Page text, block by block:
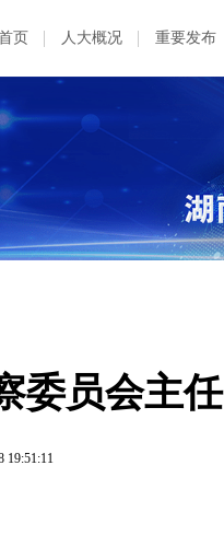
页 人大概况 重要发布
委员会主任
19:51:11